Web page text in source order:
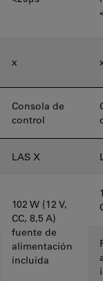
x
Consola de
control
LAS X
102 W (12 V,
CC, 8,5 A)
fuente de
alimentación
incluida